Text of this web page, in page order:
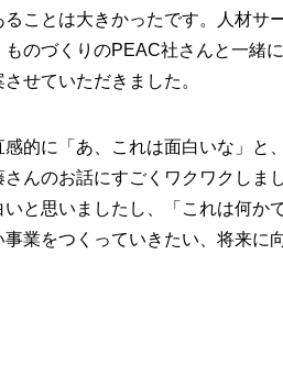
ことは大きかったです。人材サ
のづくりのPEAC社さんと一緒
せていただきました。
的に「あ、これは面白いな」と
んのお話にすごくワクワクしま
と思いましたし、「これは何か
業をつくっていきたい、将来に